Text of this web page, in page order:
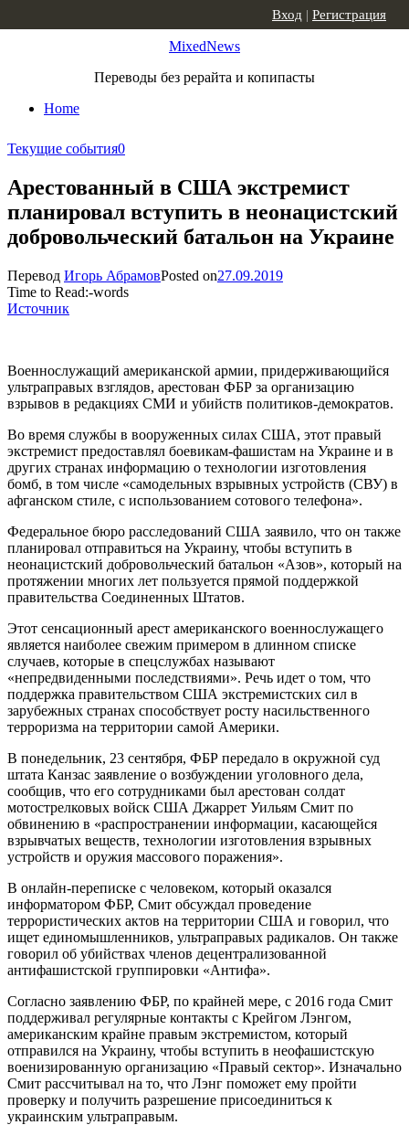
MixedNews
Переводы без рерайта и копипасты
Home
Вход | Регистрация
Текущие события0
Арестованный в США экстремист
планировал вступить в неонацистский
добровольческий батальон на Украине
Перевод Игорь АбрамовPosted on27.09.2019
Time to Read:-words
Источник
Военнослужащий американской армии, придерживающийся
ультраправых взглядов, арестован ФБР за организацию
взрывов в редакциях СМИ и убийств политиков-демократов.
Во время службы в вооруженных силах США, этот правый
экстремист предоставлял боевикам-фашистам на Украине и в
других странах информацию о технологии изготовления
бомб, в том числе «самодельных взрывных устройств (СВУ) в
афганском стиле, с использованием сотового телефона».
Федеральное бюро расследований США заявило, что он также
планировал отправиться на Украину, чтобы вступить в
неонацистский добровольческий батальон «Азов», который на
протяжении многих лет пользуется прямой поддержкой
правительства Соединенных Штатов.
Этот сенсационный арест американского военнослужащего
является наиболее свежим примером в длинном списке
случаев, которые в спецслужбах называют
«непредвиденными последствиями». Речь идет о том, что
поддержка правительством США экстремистских сил в
зарубежных странах способствует росту насильственного
терроризма на территории самой Америки.
В понедельник, 23 сентября, ФБР передало в окружной суд
штата Канзас заявление о возбуждении уголовного дела,
сообщив, что его сотрудниками был арестован солдат
мотострелковых войск США Джаррет Уильям Смит по
обвинению в «распространении информации, касающейся
взрывчатых веществ, технологии изготовления взрывных
устройств и оружия массового поражения».
В онлайн-переписке с человеком, который оказался
информатором ФБР, Смит обсуждал проведение
террористических актов на территории США и говорил, что
ищет единомышленников, ультраправых радикалов. Он также
говорил об убийствах членов децентрализованной
антифашистской группировки «Антифа».
Согласно заявлению ФБР, по крайней мере, с 2016 года Смит
поддерживал регулярные контакты с Крейгом Лэнгом,
американским крайне правым экстремистом, который
отправился на Украину, чтобы вступить в неофашистскую
военизированную организацию «Правый сектор». Изначально
Смит рассчитывал на то, что Лэнг поможет ему пройти
проверку и получить разрешение присоединиться к
украинским ультраправым.